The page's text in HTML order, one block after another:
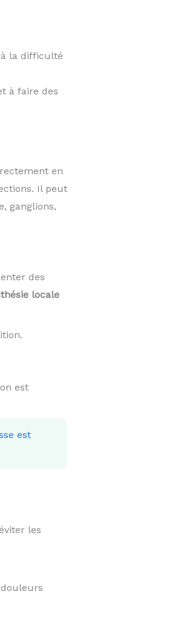
à la difficulté
à faire des
en
Il peut
ganglions,
des
locale
est
est
les